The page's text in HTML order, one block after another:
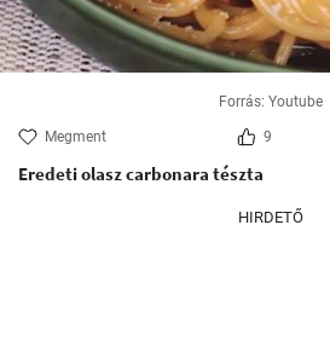
Forrás: Youtube
Megment 9
Eredeti olasz carbonara tészta
HIRDETŐ